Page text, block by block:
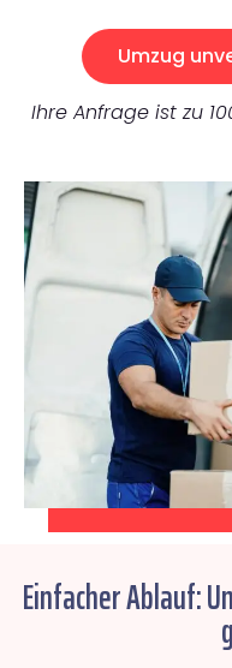
Umzug
Ihre Anfrage ist zu
Einfacher Ablauf: